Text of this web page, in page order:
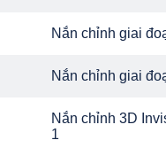
Nắn chỉnh giai
Nắn chỉnh giai
Nắn chỉnh 3D
1